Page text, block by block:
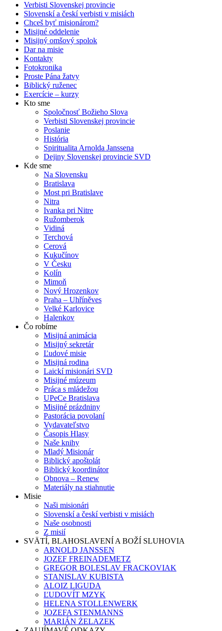
Verbisti Slovenskej provincie
Slovenskí a českí verbisti v misiách
Chceš byť misionárom?
Misijné oddelenie
Misijný omšový spolok
Dar na misie
Kontakty
Fotokronika
Proste Pána žatvy
Biblický ruženec
Exercície – kurzy
Kto sme
Spoločnosť Božieho Slova
Verbisti Slovenskej provincie
Poslanie
História
Spiritualita Arnolda Janssena
Dejiny Slovenskej provincie SVD
Kde sme
Na Slovensku
Bratislava
Most pri Bratislave
Nitra
Ivanka pri Nitre
Ružomberok
Vidiná
Terchová
Cerová
Kukučínov
V Česku
Kolín
Mimoň
Nový Hrozenkov
Praha – Uhříněves
Velké Karlovice
Halenkov
Čo robíme
Misijná animácia
Misijný sekretár
Ľudové misie
Misijná rodina
Laickí misionári SVD
Misijné múzeum
Práca s mládežou
UPeCe Bratislava
Misijné prázdniny
Pastorácia povolaní
Vydavateľstvo
Časopis Hlasy
Naše knihy
Mladý Misionár
Biblický apoštolát
Biblický koordinátor
Obnova – Renew
Materiály na stiahnutie
Misie
Naši misionári
Slovenskí a českí verbisti v misiách
Naše osobnosti
Z misií
SVÄTÍ, BLAHOSLAVENÍ A BOŽÍ SLUHOVIA
ARNOLD JANSSEN
JOZEF FREINADEMETZ
GREGOR BOLESLAV FRACKOVIAK
STANISLAV KUBISTA
ALOIZ LIGUDA
ĽUDOVÍT MZYK
HELENA STOLLENWERK
JOZEFA STENMANNS
MARIÁN ŻELAZEK